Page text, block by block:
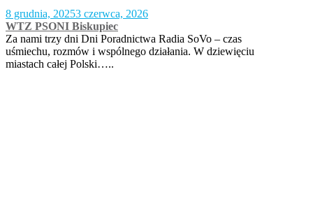
8 grudnia, 20253 czerwca, 2026
WTZ PSONI Biskupiec
Za nami trzy dni Dni Poradnictwa Radia SoVo – czas
uśmiechu, rozmów i wspólnego działania. W dziewięciu
miastach całej Polski…..